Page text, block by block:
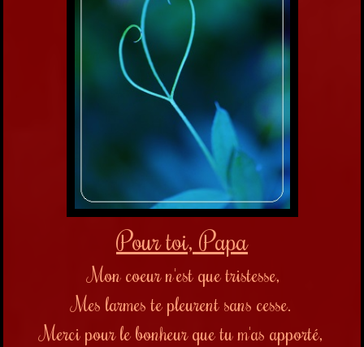
Pour toi, Papa
Mon coeur n'est que tristesse,
Mes larmes te pleurent sans cesse.
Merci pour le bonheur que tu m'as apporté,